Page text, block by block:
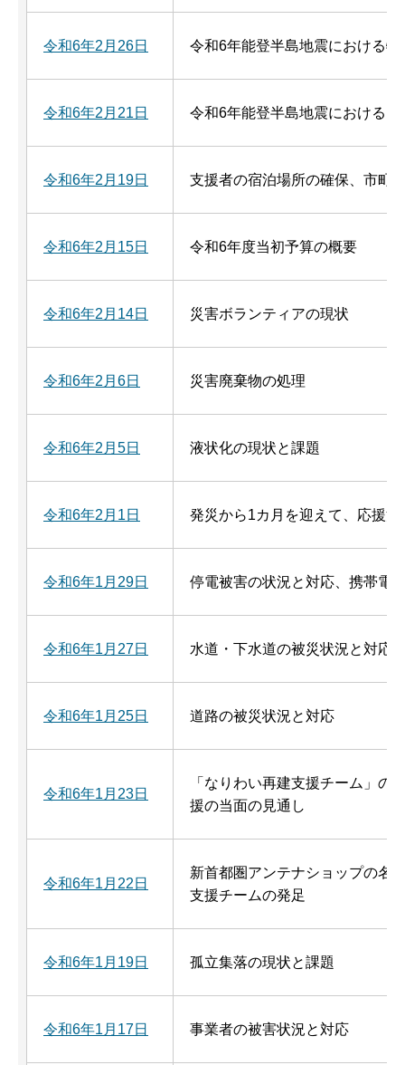
令和6年2月26日 令和6年能登半島地震における物
令和6年2月21日 令和6年能登半島地震における自
令和6年2月19日 支援者の宿泊場所の確保、市町
令和6年2月15日 令和6年度当初予算の概要
令和6年2月14日 災害ボランティアの現状
令和6年2月6日 災害廃棄物の処理
令和6年2月5日 液状化の現状と課題
令和6年2月1日 発災から1カ月を迎えて、応援
令和6年1月29日 停電被害の状況と対応、携帯電
令和6年1月27日 水道・下水道の被災状況と対応
令和6年1月25日 道路の被災状況と対応
令和6年1月23日
「なりわい再建支援チーム」の
援の当面の見通し
令和6年1月22日
新首都圏アンテナショップの名
支援チームの発足
令和6年1月19日 孤立集落の現状と課題
令和6年1月17日 事業者の被害状況と対応